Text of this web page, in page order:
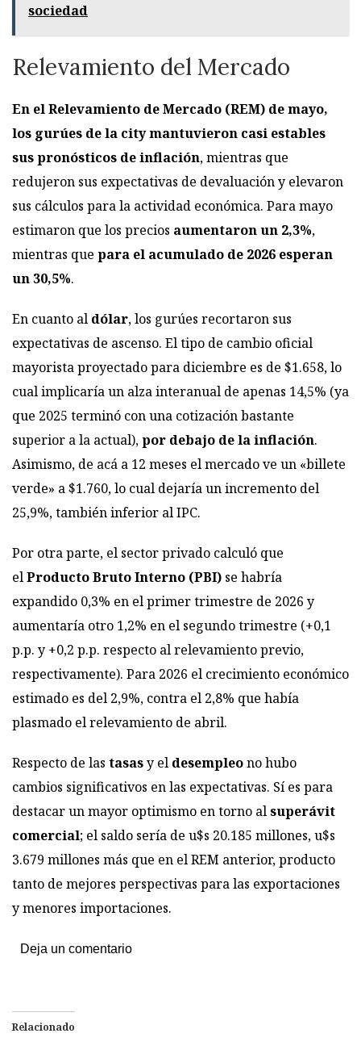
sociedad
Relevamiento del Mercado
En el Relevamiento de Mercado (REM) de mayo,
los gurúes de la citymantuvieron casi estables
sus pronósticos de inflación, mientras que
redujeron sus expectativas de devaluación y elevaron
sus cálculos para la actividad económica. Para mayo
estimaron que los precios aumentaron un 2,3%,
mientras que para el acumulado de 2026 esperan
un 30,5%.
En cuanto al dólar, los gurúes recortaron sus
expectativas de ascenso. El tipo de cambio oficial
mayorista proyectado para diciembre es de $1.658, lo
cual implicaría un alza interanual de apenas 14,5% (ya
que 2025 terminó con una cotización bastante
superior a la actual),por debajo de la inflación.
Asimismo, de acá a 12 meses el mercado ve un «billete
verde» a $1.760, lo cual dejaría un incremento del
25,9%, también inferior al IPC.
Por otra parte, el sector privado calculó que
elProducto Bruto Interno (PBI) se habría
expandido 0,3% en el primer trimestre de 2026 y
aumentaría otro 1,2% en el segundo trimestre (+0,1
p.p. y +0,2 p.p. respecto al relevamiento previo,
respectivamente). Para 2026 el crecimiento económico
estimado es del 2,9%, contra el 2,8% que había
plasmado el relevamiento de abril.
Respecto de las tasasy el desempleono hubo
cambios significativos en las expectativas. Sí es para
destacar un mayor optimismo en torno alsuperávit
comercial; el saldo sería de u$s 20.185 millones, u$s
3.679 millones más que en el REM anterior, producto
tanto de mejores perspectivas para las exportaciones
y menores importaciones.
Deja un comentario
Relacionado